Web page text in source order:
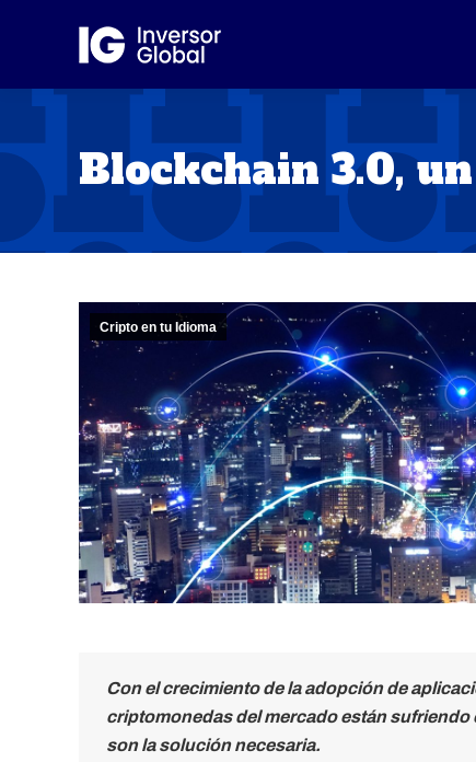
Blockchain 3.0,
Cripto en tu Idioma
Con el crecimiento de la adopción de
criptomonedas del mercado están
son la solución necesaria.